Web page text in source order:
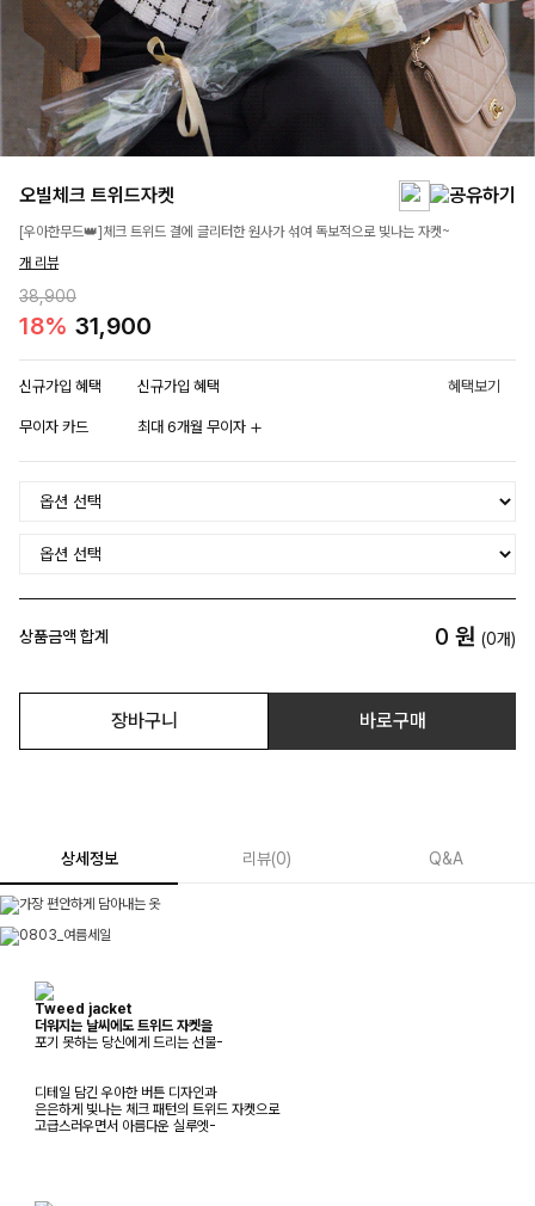
오빌체크 트위드자켓
[우아한무드👑]체크 트위드 결에 글리터한 원사가 섞여 독보적으로 빛나는 자켓~
개 리뷰
38,900
18% 31,900
신규가입 혜택 신규가입 혜택 혜택보기
무이자 카드 최대 6개월 무이자
상품금액 합계 0 원 (0개)
장바구니 바로구매
상세정보 리뷰(0) Q&A
Tweed jacket
더워지는 날씨에도 트위드 자켓을
포기 못하는 당신에게 드리는 선물-
디테일 담긴 우아한 버튼 디자인과
은은하게 빛나는 체크 패턴의 트위드 자켓으로
고급스러우면서 아름다운 실루엣-